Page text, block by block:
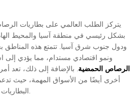
يتركز الطلب العالمي على بطاريات
بشكل رئيسي في منطقة آسيا والمحيط
ودول جنوب شرق آسيا. تتمتع هذه المناطق
ونمو اقتصادي مستدام، مما يؤدي إلى
الرصاص الحمضية. بالإضافة إلى ذلك، تعد
أخرى أيضًا من الأسواق المهمة، حيث تدعم
البطاريات القديمة النمو المطرد للسوق.